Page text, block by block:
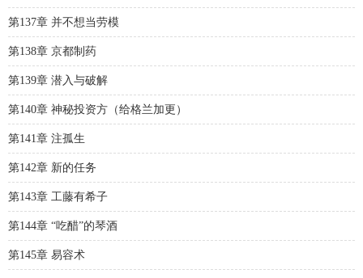
第137章 并不想当劳模
第138章 京都制药
第139章 潜入与破解
第140章 神秘投资方（给格兰加更）
第141章 注孤生
第142章 新的任务
第143章 工藤有希子
第144章 “吃醋”的琴酒
第145章 易容术